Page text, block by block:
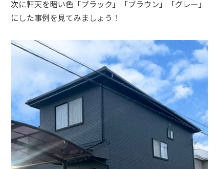
次に軒天を暗い色「ブラック」「ブラウン」「グレー」
にした事例を見てみましょう！